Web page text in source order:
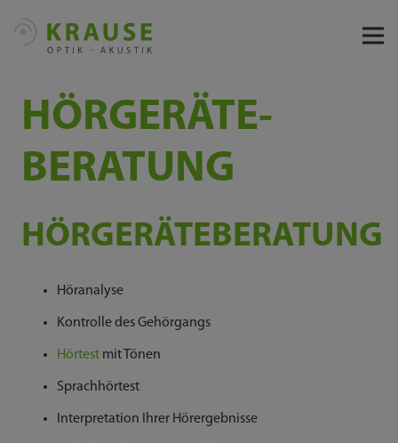
HÖR­GERÄTE­­
BERATUNG
HÖRGERÄTEBERATUNG
Höranalyse
Kontrolle des Gehörgangs
Hörtest mit Tönen
Sprachhörtest
Interpretation Ihrer Hörergebnisse